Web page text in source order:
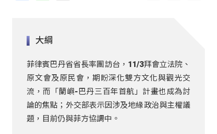
大綱
菲律賓巴丹省省長率團訪台，11/3拜會立法院、
原文會及原民會，期盼深化雙方文化與觀光交
流，而「蘭嶼-巴丹三百年首航」計畫也成為討
論的焦點；外交部表示因涉及地緣政治與主權議
題，目前仍與菲方協調中。